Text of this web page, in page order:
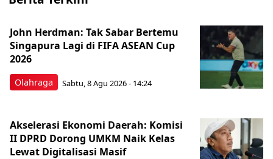
Olahraga
John Herdman: Tak Sabar Bertemu
Singapura Lagi di FIFA ASEAN Cup
2026
Sabtu, 8 Agu 2026 - 14:24
Akselerasi Ekonomi Daerah: Komisi
II DPRD Dorong UMKM Naik Kelas
Lewat Digitalisasi Masif